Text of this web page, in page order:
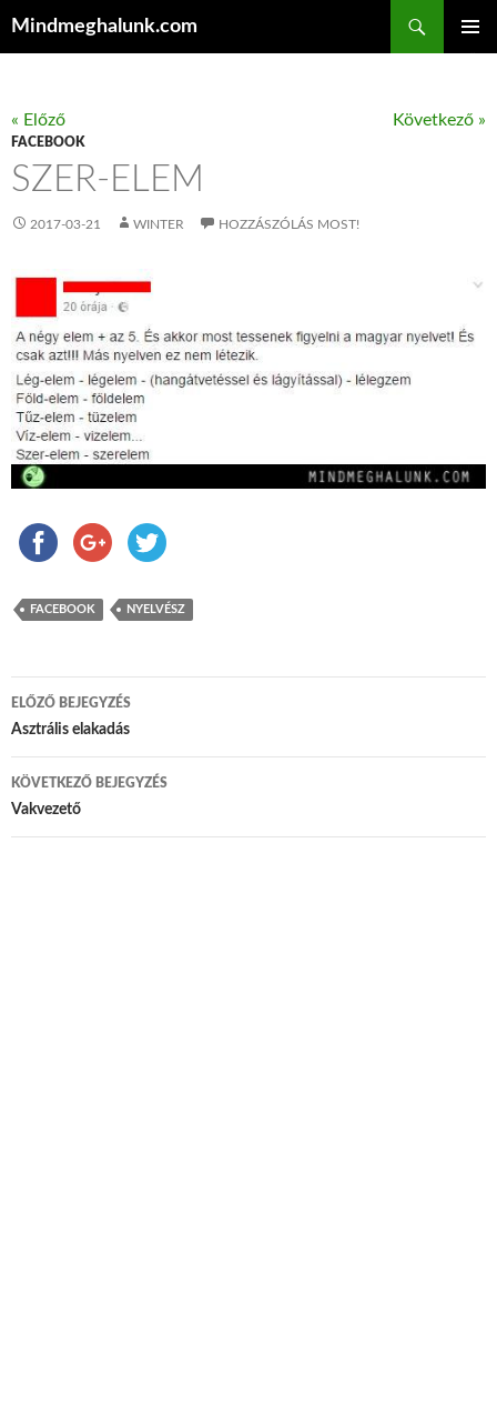
Mindmeghalunk.com
« Előző Következő »
FACEBOOK
SZER-ELEM
2017-03-21 WINTER HOZZÁSZÓLÁS MOST!
FACEBOOK NYELVÉSZ
Bejegyzés navigáció
ELŐZŐ BEJEGYZÉS
Asztrális elakadás
KÖVETKEZŐ BEJEGYZÉS
Vakvezető